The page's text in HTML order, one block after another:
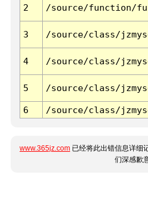
2 /source/function/
3 /source/class/
4 /source/class/
5 /source/class/
6 /source/class/
www.365jz.com 已经将此出错信息详细
们深感歉